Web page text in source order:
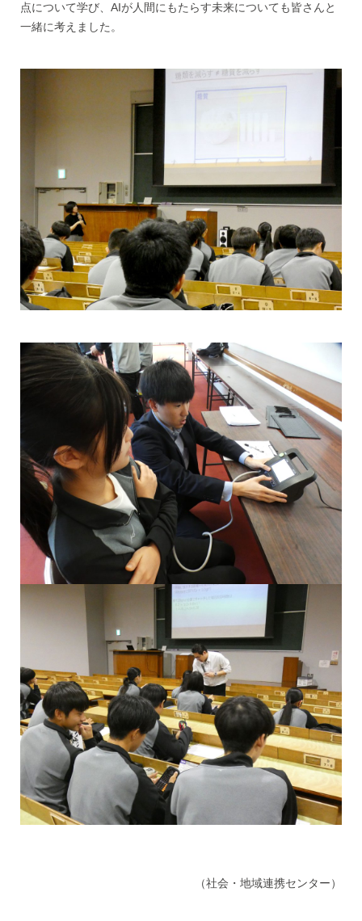
点について学び、AIが人間にもたらす未来についても皆さんと
一緒に考えました。
（社会・地域連携センター）